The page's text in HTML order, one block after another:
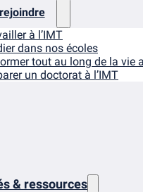
à l’IMT
dans nos écoles
tout au long de la vie
un doctorat à l’IMT
& ressources